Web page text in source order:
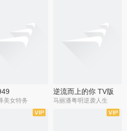
美女特务
逆流而上的你 TV版
马丽潘粤明逆袭人生